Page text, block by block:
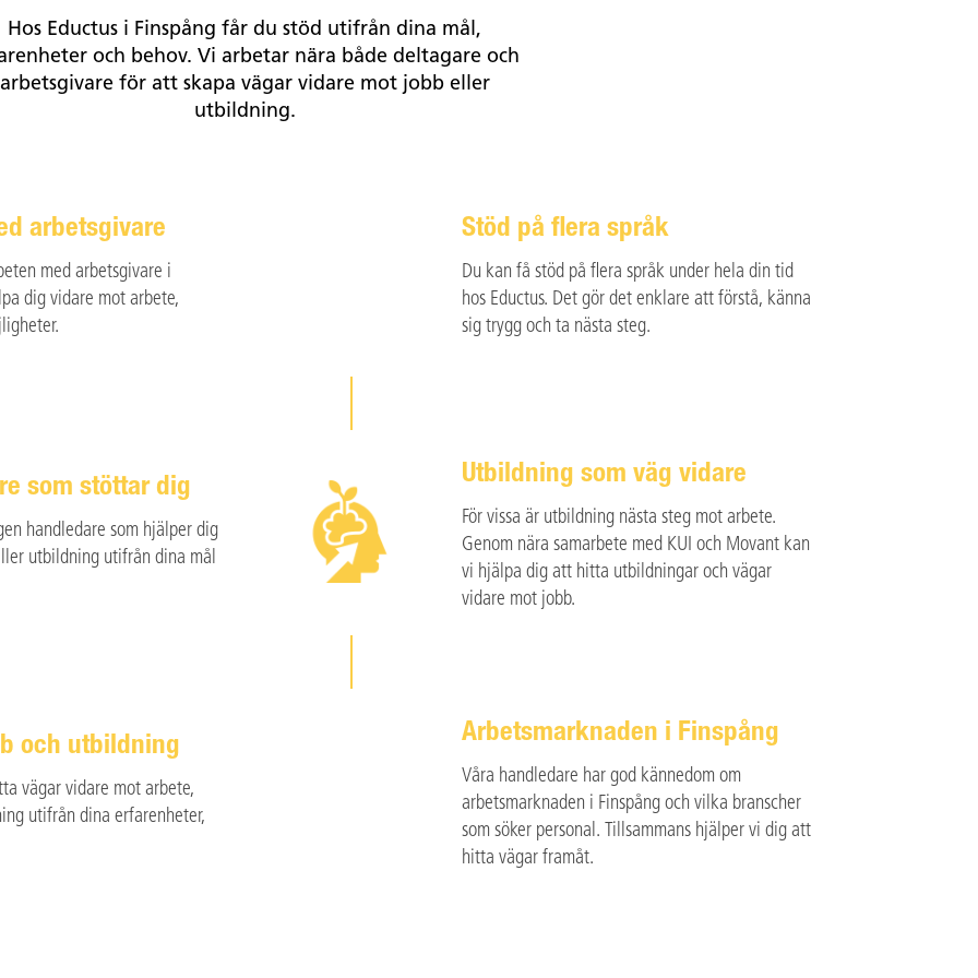
Hos Eductus i Finspång får du stöd utifrån dina mål,
och behov. Vi arbetar nära både deltagare och
arbetsgivare för att skapa vägar vidare mot jobb eller
utbildning.
arbetsgivare
med arbetsgivare i
dig vidare mot arbete,
som stöttar dig
handledare som hjälper dig
utbildning utifrån dina mål
och utbildning
vägar vidare mot arbete,
utifrån dina erfarenheter,
Stöd på flera språk
Du kan få stöd på flera språk under hela din tid
hos Eductus. Det gör det enklare att förstå, känna
sig trygg och ta nästa steg.
Utbildning som väg vidare
För vissa är utbildning nästa steg mot arbete.
Genom nära samarbete med KUI och Movant kan
vi hjälpa dig att hitta utbildningar och vägar
vidare mot jobb.
Arbetsmarknaden i Finspång
Våra handledare har god kännedom om
arbetsmarknaden i Finspång och vilka branscher
som söker personal. Tillsammans hjälper vi dig att
hitta vägar framåt.